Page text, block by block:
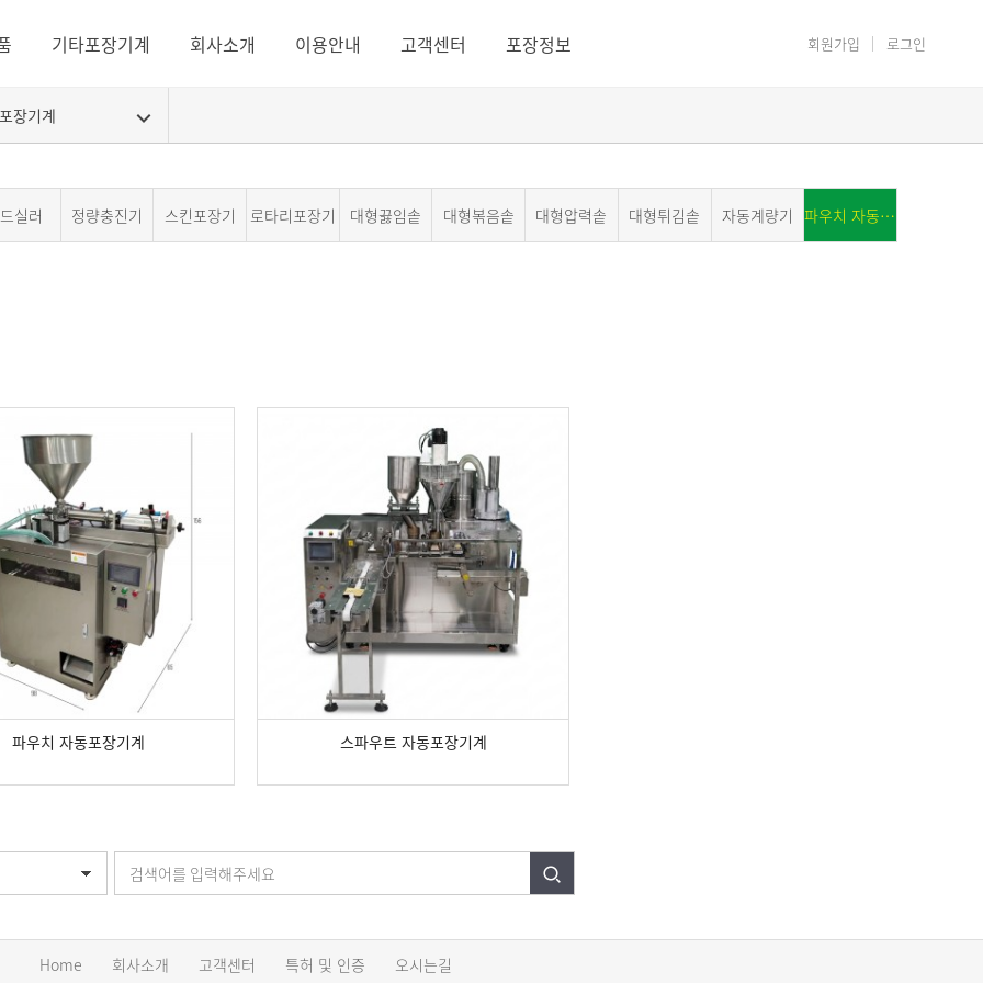
기타포장기계 회사소개 이용안내 고객센터 포장정보 회원가입 로그인
장기계
실러 정량충진기 스킨포장기 로타리포장기 대형끓임솥 대형볶음솥 대형압력솥 대형튀김솥 자동계량기 파우치 자동포장기계
파우치 자동포장기계 스파우트 자동포장기계
Home 회사소개 고객센터 특허 및 인증 오시는길